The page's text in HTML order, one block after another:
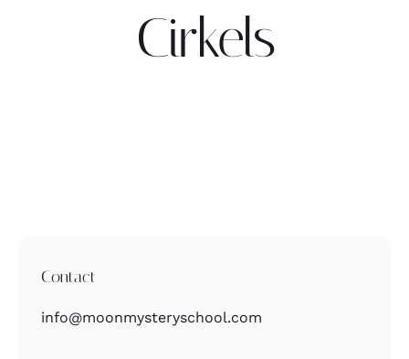
Contact
Cirkels
Contact
info@moonmysteryschool.com